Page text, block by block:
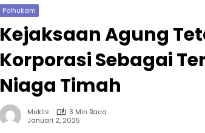
Polhukam
Kejaksaan Agung
Korporasi Sebagai
Niaga Timah
Muklis
3 Min Baca
Januari 2, 2025